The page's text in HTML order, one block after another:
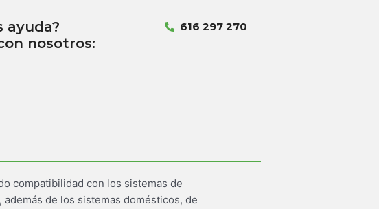
ayuda?
nosotros:
616 297 270
compatibilidad con los sistemas de
de los sistemas domésticos, de